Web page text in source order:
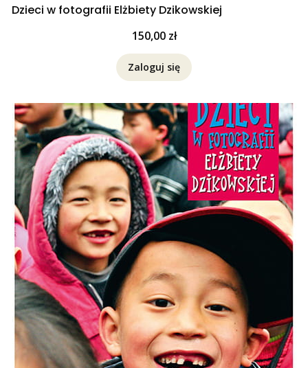
Dzieci w fotografii Elżbiety Dzikowskiej
Cena
150,00 zł
Zaloguj się